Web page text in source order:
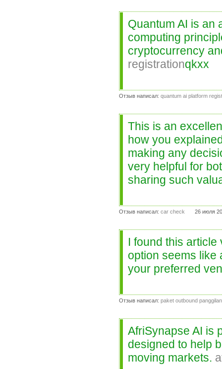
Quantum AI is an
computing
cryptocurrency
registrationqkxx
Отзыв написал: quantum ai platform
This is an
how you
making any
very helpful for
sharing such
Отзыв написал: car check 26 июля
I found this
option seems like
your preferred
Отзыв написал: paket outbound
AfriSynapse AI is
designed to help
moving markets.